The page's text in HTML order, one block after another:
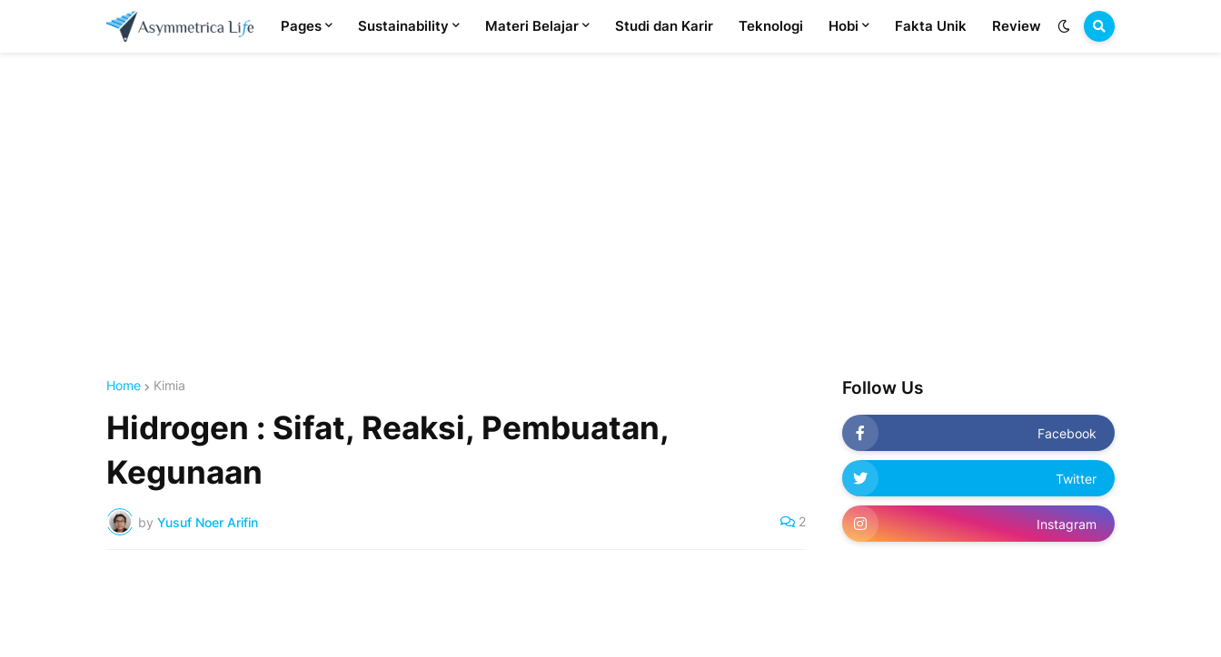
Pages Sustainability Materi Belajar Studi dan Karir Teknologi Hobi Fakta Unik Review
Home Kimia
Hidrogen : Sifat, Reaksi, Pembuatan,
Kegunaan
by Yusuf Noer Arifin 2
Follow Us
Facebook
Twitter
Instagram